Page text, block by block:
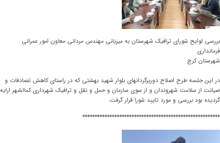
بررسی لوایح شورای ترافیک شهرستان به میزبانی مهندس مردانی معاون امور عمرانی
فرمانداری
شهرستان کرج
در این جلسه طرح اصلاح دوربرگردانهای بلوار شهید بهشتی که در راستای کاهش تصادفات و
صیانت از سلامت شهروندان و از سوی سازمان و حمل و نقل و ترافیک شهرداری کمالشهر ارایه
گردیده بود بررسی و مورد تایید شورا قرار گرفت.
********************************************************